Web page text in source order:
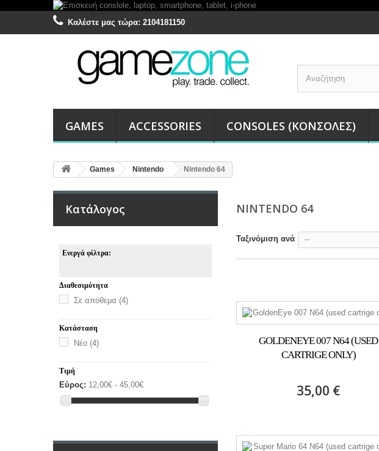
Καλέστε μας τώρα: 2104181150
GAMES ACCESSORIES CONSOLES (ΚΟΝΣΌΛΕΣ)
Games Nintendo Nintendo 64
Κατάλογος
Ενεργά φίλτρα:
Διαθεσιμότητα
Σε απόθεμα (4)
Κατάσταση
Νέο (4)
Τιμή
Εύρος: 12,00€ - 45,00€
NINTENDO 64
Ταξινόμιση ανά --
GOLDENEYE 007 N64 (USED
CARTRIGE ONLY)
35,00 €